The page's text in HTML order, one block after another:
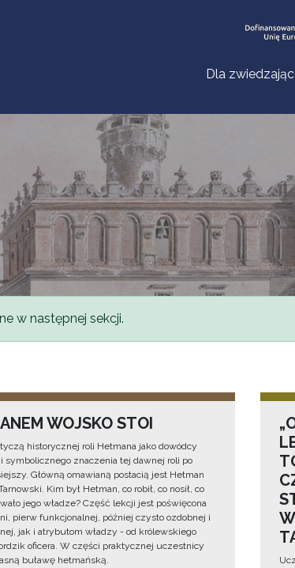
Dla
w następnej sekcji.
WOJSKO STOI
historycznej roli Hetmana jako dowódcy
symbolicznego znaczenia tej dawnej roli po
Główną omawianą postacią jest Hetman
Kim był Hetman, co robił, co nosił, co
jego władze? Część lekcji jest poświęcona
pierw funkcjonalnej, później czysto ozdobnej i
jak i atrybutom władzy - od królewskiego
oficera. W części praktycznej uczestnicy
buławę hetmańską.